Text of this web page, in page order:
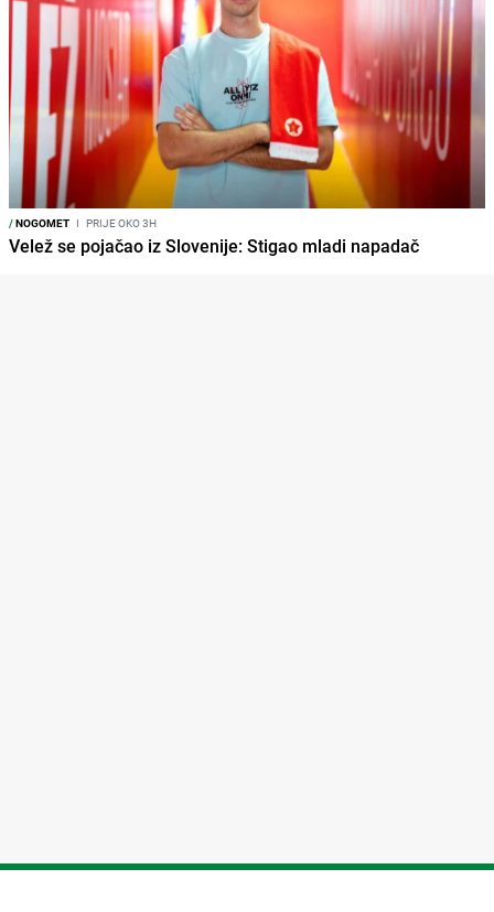
/NOGOMET I PRIJE OKO 3H
Velež se pojačao iz Slovenije: Stigao mladi napadač